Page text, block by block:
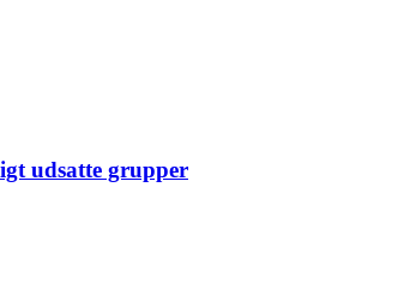
udsatte grupper